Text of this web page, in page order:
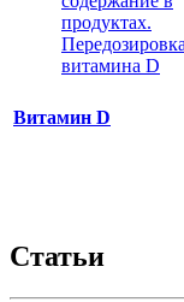
Витамин D
Статьи